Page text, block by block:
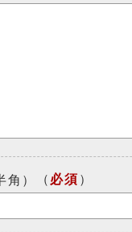
） （ 必須 ）